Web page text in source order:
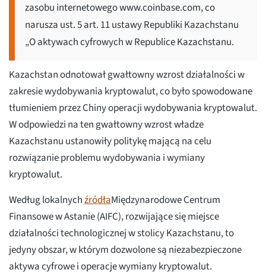
zasobu internetowego www.coinbase.com, co
narusza ust. 5 art. 11 ustawy Republiki Kazachstanu
„O aktywach cyfrowych w Republice Kazachstanu.
Kazachstan odnotował gwałtowny wzrost działalności w
zakresie wydobywania kryptowalut, co było spowodowane
tłumieniem przez Chiny operacji wydobywania kryptowalut.
W odpowiedzi na ten gwałtowny wzrost władze
Kazachstanu ustanowiły politykę mającą na celu
rozwiązanie problemu wydobywania i wymiany
kryptowalut.
Według lokalnychźródłaMiędzynarodowe Centrum
Finansowe w Astanie (AIFC), rozwijające się miejsce
działalności technologicznej w stolicy Kazachstanu, to
jedyny obszar, w którym dozwolone są niezabezpieczone
aktywa cyfrowe i operacje wymiany kryptowalut.